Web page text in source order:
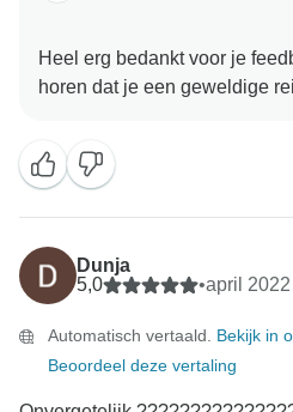
Heel erg bedankt voor je
Dunja
5,0
•april 2022
Automatisch vertaald. Bekijk in
Beoordeel deze vertaling